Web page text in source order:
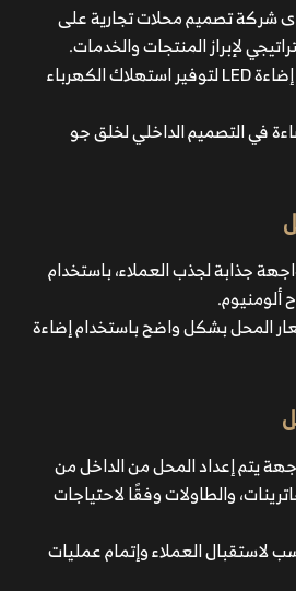
شركة تصميم محلات تجارية على
لإبراز المنتجات والخدمات.
يمكن أيضًا استخدام إضاءة LED لتوفير استهلاك الكهرباء
في التصميم الداخلي لخلق جو
جذابة لجذب العملاء، باستخدام
ألومنيوم.
المحل بشكل واضح باستخدام إضاءة
يتم إعداد المحل من الداخل من
والطاولات وفقًا لاحتياجات
لاستقبال العملاء وإتمام عمليات